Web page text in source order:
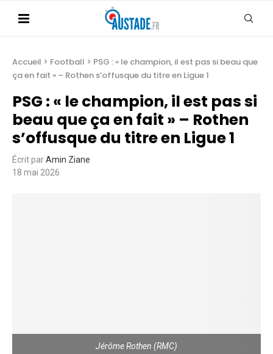
Accueil > Football > PSG : « le champion, il est pas si beau que
ça en fait » – Rothen s’offusque du titre en Ligue 1
PSG : « le champion, il est pas si
beau que ça en fait » – Rothen
s’offusque du titre en Ligue 1
Écrit parAmin Ziane
18 mai 2026
Jérôme Rothen (RMC)